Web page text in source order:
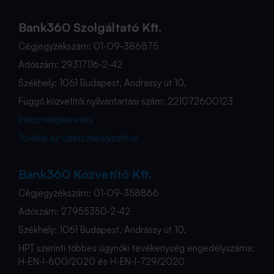
Bank360 Szolgáltató Kft.
Cégjegyzékszám: 01-09-386875
Adószám: 29317116-2-42
Székhely: 1061 Budapest, Andrássy út 10.
Függő közvetítői nyilvántartási szám: 221072600123
Intézménykeresés
Tovább az üzletszabályzathoz
Bank360 Közvetítő Kft.
Cégjegyzékszám: 01-09-358866
Adószám: 27955350-2-42
Székhely: 1061 Budapest, Andrássy út 10.
HPT szerinti többes ügynöki tevékenység engedélyszáma:
H-EN-I-600/2020 és H-EN-I-729/2020